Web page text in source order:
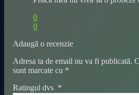
0
0
Adaugă o recenzie
Adresa ta de email nu va fi publicată.
sunt marcate cu *
Ratingul dvs *